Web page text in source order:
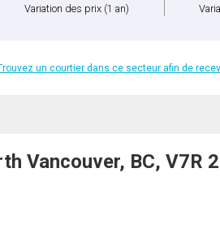
Variation des prix (1 an)
un courtier dans ce secteur afin de
Vancouver, BC, V7R